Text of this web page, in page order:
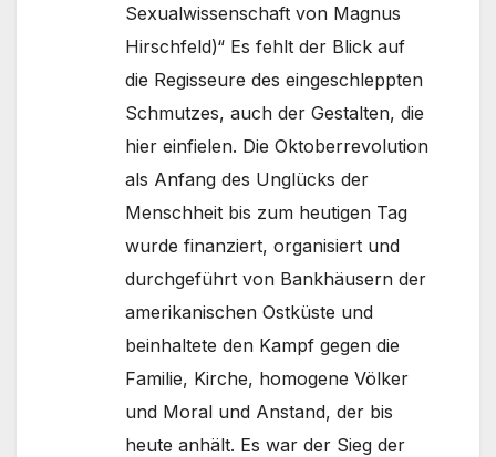
Sexualwissenschaft von Magnus
Hirschfeld)“ Es fehlt der Blick auf
die Regisseure des eingeschleppten
Schmutzes, auch der Gestalten, die
hier einfielen. Die Oktoberrevolution
als Anfang des Unglücks der
Menschheit bis zum heutigen Tag
wurde finanziert, organisiert und
durchgeführt von Bankhäusern der
amerikanischen Ostküste und
beinhaltete den Kampf gegen die
Familie, Kirche, homogene Völker
und Moral und Anstand, der bis
heute anhält. Es war der Sieg der